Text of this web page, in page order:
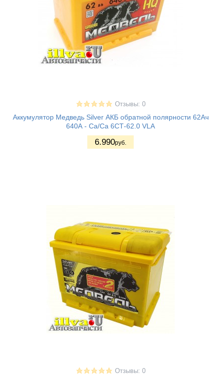
Отзывы: 0
Аккумулятор Медведь Silver АКБ обратной полярности 62Ач
640А - Ca/Ca 6СТ-62.0 VLA
6.990руб.
Отзывы: 0